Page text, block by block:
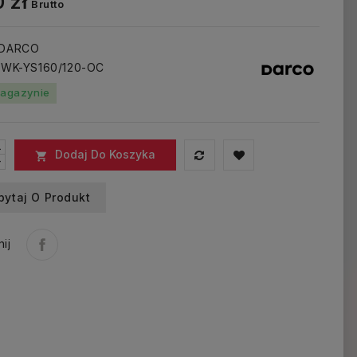
Brutto
YS160/120-OC
 Dodaj Do Koszyka
O Produkt